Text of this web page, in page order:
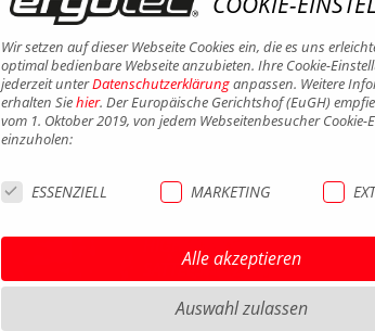
HIGHLIGHTS MTB
HIGHLIGHTS SATTEL UND
SATTELSTÜTZEN
HIGHLIGHTS PEDALE
Wir setzen auf dieser Webseite Cookies ein, die es uns
optimal bedienbare Webseite anzubieten. Ihre Cookie-
jederzeit unterDatenschutzerklärunganpassen. Weitere
erhalten Siehier. Der Europäische Gerichtshof (EuGH)
vom 1. Oktober 2019, von jedem Webseitenbesucher Cookie-
einzuholen:
ESSENZIELL MARKETING
Alle akzeptieren
Auswahl zulassen